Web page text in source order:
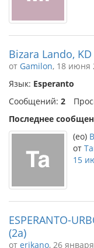
Bizara Lando,
от Gamilon, 18 июня
Язык: Esperanto
Сообщений: 2
Последнее
(eo)
от
15
ESPERANTO-
(2a)
от erikano, 26